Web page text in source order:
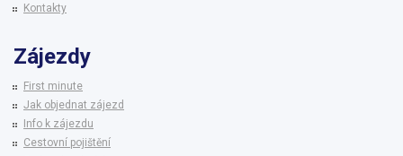
Kontakty
Zájezdy
First minute
Jak objednat zájezd
Info k zájezdu
Cestovní pojištění